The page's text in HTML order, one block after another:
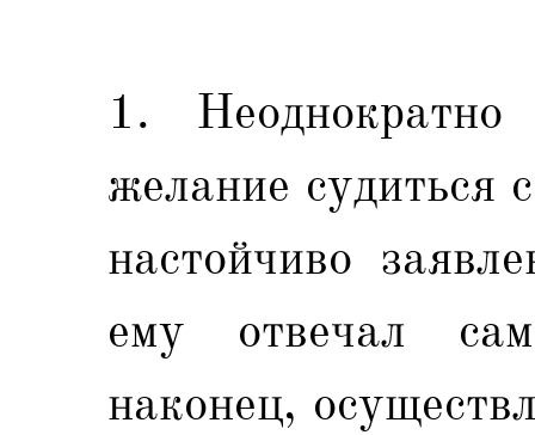
1.
желание
настойчиво
ему отвечал
наконец,